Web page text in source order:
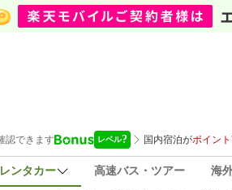
レンタカー 高速バス・ツアー 海